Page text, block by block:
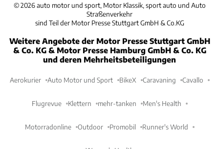
©2026 auto motor und sport, Motor Klassik, sport auto und Auto
Straßenverkehr
sind Teil der Motor Presse Stuttgart GmbH & Co.KG
Weitere Angebote der Motor Presse Stuttgart GmbH
& Co. KG & Motor Presse Hamburg GmbH & Co. KG
und deren Mehrheitsbeteiligungen
Aerokurier Auto Motor und Sport BikeX Caravaning Cavallo
Flugrevue Klettern mehr-tanken Men's Health
Motorradonline Outdoor Promobil Runner's World